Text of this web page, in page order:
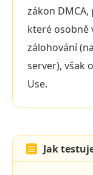
zákon
které osobně
zálohování
server), však
Use.
Jak